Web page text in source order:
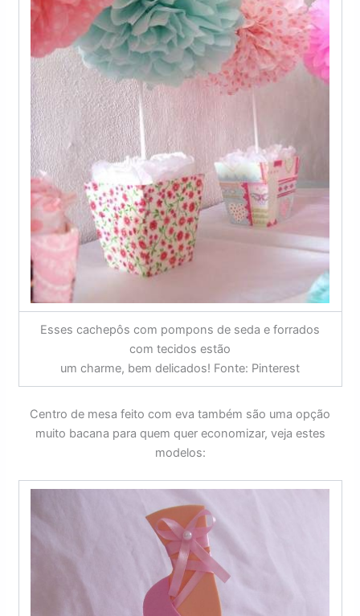
Esses cachepôs com pompons de seda e forrados
com tecidos estão
um charme, bem delicados! Fonte: Pinterest
Centro de mesa feito com eva também são uma opção
muito bacana para quem quer economizar, veja estes
modelos: